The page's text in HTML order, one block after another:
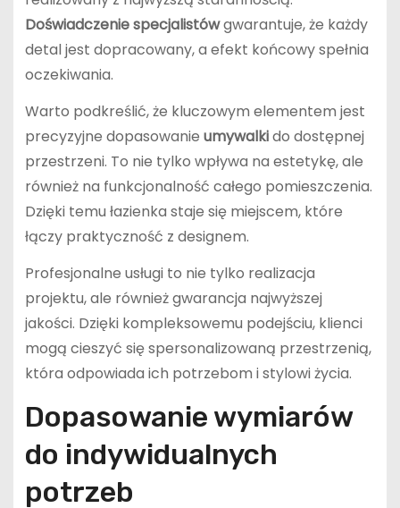
Doświadczenie specjalistówgwarantuje, że każdy
detal jest dopracowany, a efekt końcowy spełnia
oczekiwania.
Warto podkreślić, że kluczowym elementem jest
precyzyjne dopasowanie umywalkido dostępnej
przestrzeni. To nie tylko wpływa na estetykę, ale
również na funkcjonalność całego pomieszczenia.
Dzięki temu łazienka staje się miejscem, które
łączy praktyczność z designem.
Profesjonalne usługi to nie tylko realizacja
projektu, ale również gwarancja najwyższej
jakości. Dzięki kompleksowemu podejściu, klienci
mogą cieszyć się spersonalizowaną przestrzenią,
która odpowiada ich potrzebom i stylowi życia.
Dopasowanie wymiarów
do indywidualnych
potrzeb